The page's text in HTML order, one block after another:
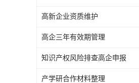
高新企业资质维护
高企三年有效期管理
知识产权风险排查高企申报
产学研合作材料整理